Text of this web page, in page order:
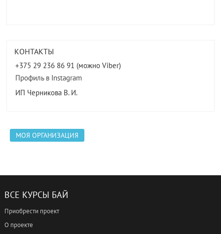
КОНТАКТЫ
+375 29 236 86 91 (можно Viber)
Профиль в Instagram
ИП Черникова В. И.
МОЯ ОРГАНИЗАЦИЯ
ВСЕ КУРСЫ БАЙ
Приобрести проект
О проекте